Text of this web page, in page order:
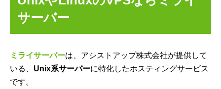
サーバー
ミライサーバーは、アシストアップ株式会社が提供して
いる、 Unix系サーバーに特化したホスティングサービス
です。